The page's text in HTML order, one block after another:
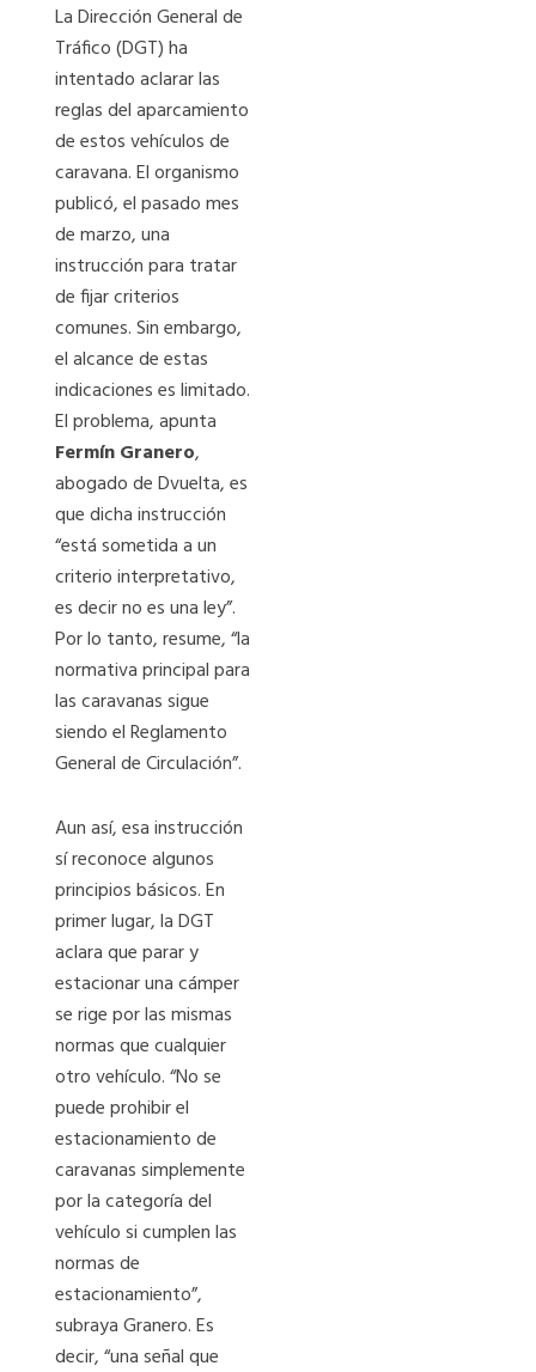
La Dirección General de
Tráfico (DGT) ha
intentado aclarar las
reglas del aparcamiento
de estos vehículos de
caravana. El organismo
publicó, el pasado mes
de marzo, una
instrucción para tratar
de fijar criterios
comunes. Sin embargo,
el alcance de estas
indicaciones es limitado.
El problema, apunta
Fermín Granero,
abogado de Dvuelta, es
que dicha instrucción
“está sometida a un
criterio interpretativo,
es decir no es una ley”.
Por lo tanto, resume, “la
normativa principal para
las caravanas sigue
siendo el Reglamento
General de Circulación”.
Aun así, esa instrucción
sí reconoce algunos
principios básicos. En
primer lugar, la DGT
aclara que parar y
estacionar una cámper
se rige por las mismas
normas que cualquier
otro vehículo. “No se
puede prohibir el
estacionamiento de
caravanas simplemente
por la categoría del
vehículo si cumplen las
normas de
estacionamiento”,
subraya Granero. Es
decir, “una señal que